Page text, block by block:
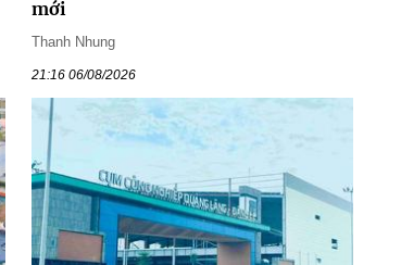
mới
Thanh Nhung
21:16 06/08/2026